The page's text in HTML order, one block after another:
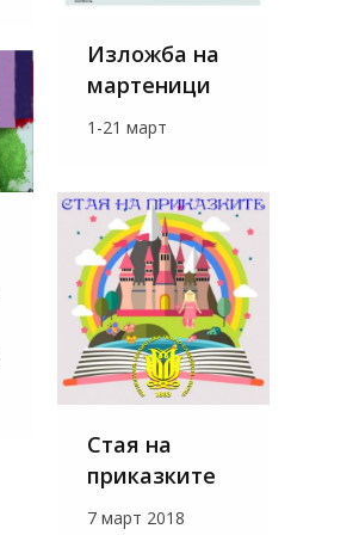
Изложба на
мартеници
1-21 март
Стая на
приказките
7 март 2018